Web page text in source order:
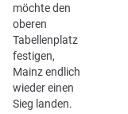
möchte den
oberen
Tabellenplatz
festigen,
Mainz endlich
wieder einen
Sieg landen.